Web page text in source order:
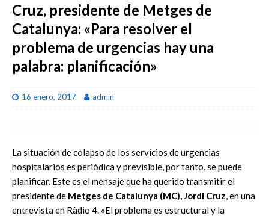
Cruz, presidente de Metges de
Catalunya: «Para resolver el
problema de urgencias hay una
palabra: planificación»
16 enero, 2017 admin
La situación de colapso de los servicios de urgencias
hospitalarios es periódica y previsible, por tanto, se puede
planificar. Este es el mensaje que ha querido transmitir el
presidente de Metges de Catalunya (MC), Jordi Cruz, en una
entrevista en Ràdio 4. «El problema es estructural y la